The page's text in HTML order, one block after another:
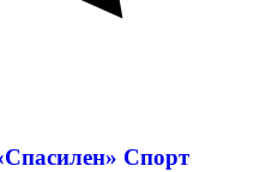
Спорт